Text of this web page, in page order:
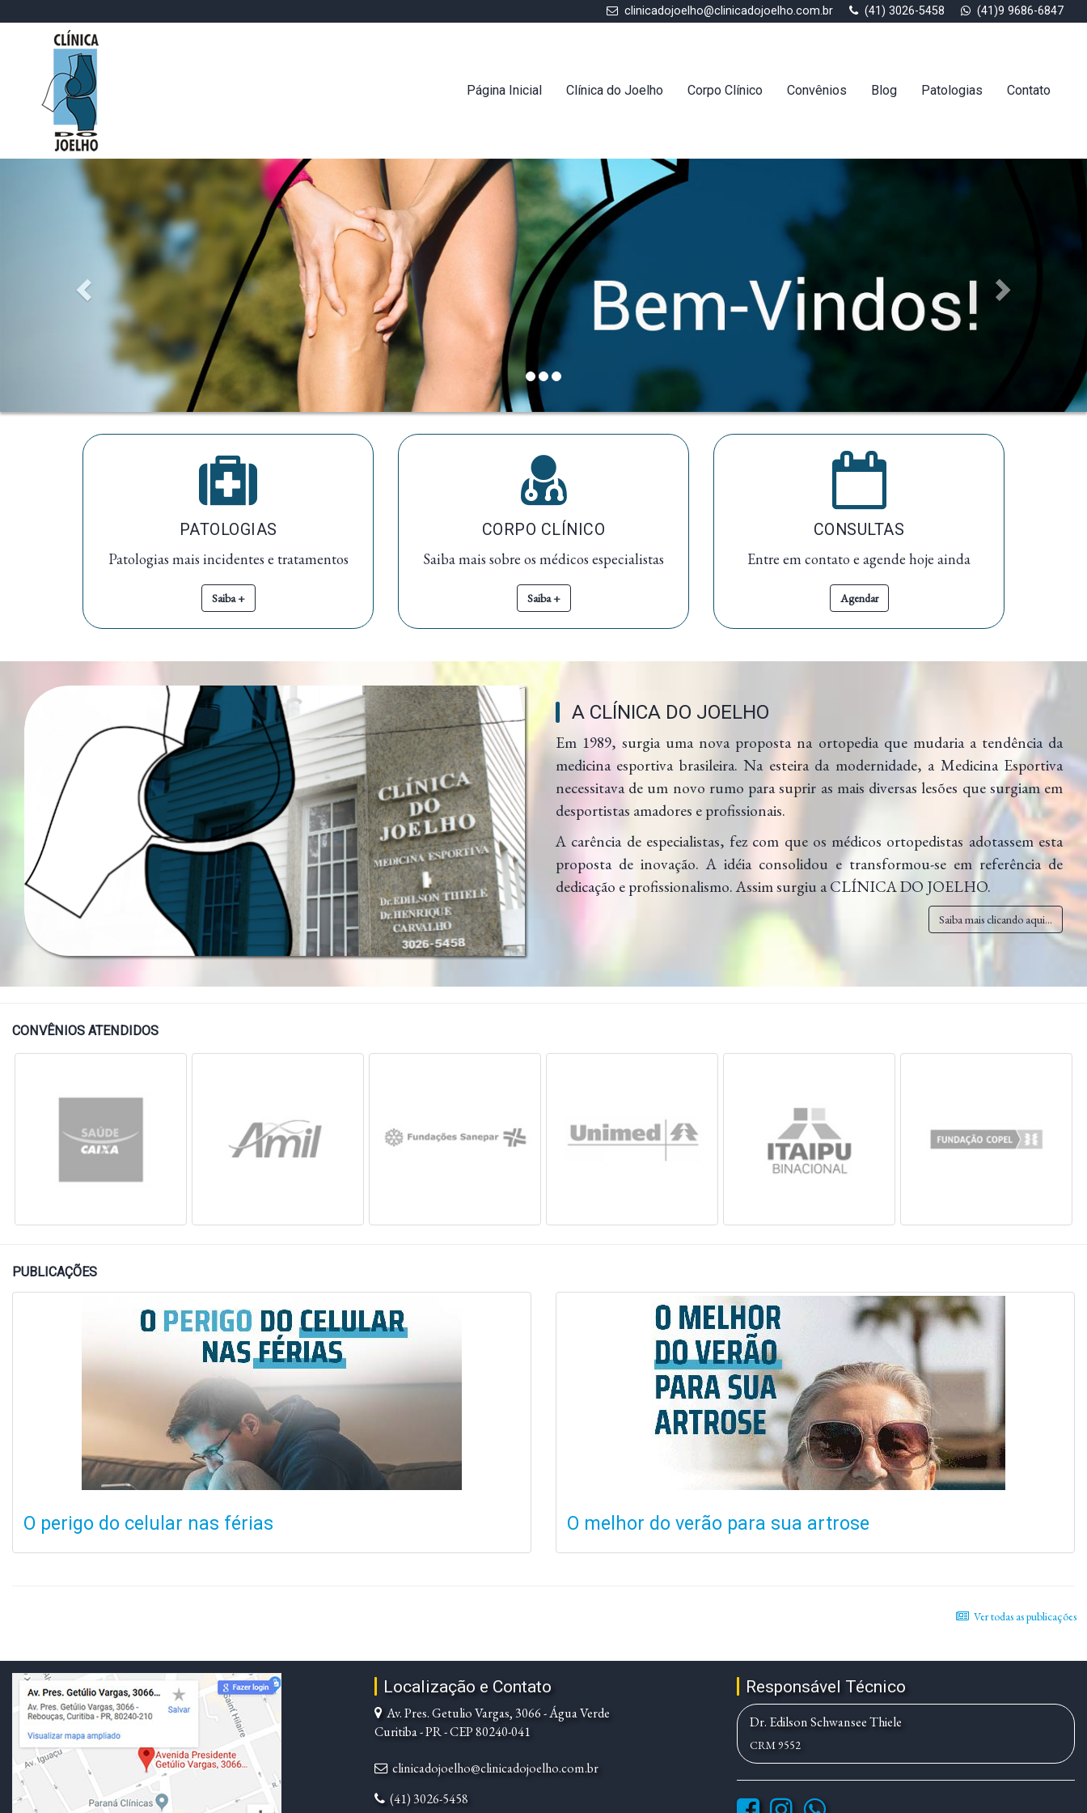
clinicadojoelho@clinicadojoelho.com.br (41) 3026-5458 (41)9 9686-6847
Página Inicial Clínica do Joelho Corpo Clínico Convênios Blog Patologias Contato
Previous
PATOLOGIAS
Patologias mais incidentes e tratamentos
Saiba +
CORPO CLÍNICO
Saiba mais sobre os médicos especialistas
Saiba +
CONSULTAS
Entre em contato e agende hoje ainda
Agendar
A CLÍNICA DO JOELHO
Em 1989, surgia uma nova proposta na ortopedia que mudaria a tendência da
medicina esportiva brasileira. Na esteira da modernidade, a Medicina Esportiva
necessitava de um novo rumo para suprir as mais diversas lesões que surgiam em
desportistas amadores e profissionais.
A carência de especialistas, fez com que os médicos ortopedistas adotassem esta
proposta de inovação. A idéia consolidou e transformou-se em referência de
dedicação e profissionalismo. Assim surgiu a CLÍNICA DO JOELHO.
Saiba mais clicando aqui...
CONVÊNIOS ATENDIDOS
PUBLICAÇÕES
O perigo do celular nas férias O melhor do verão para sua artrose
Ver todas as publicações
Localização e Contato
Av. Pres. Getulio Vargas, 3066 - Água Verde
Curitiba - PR - CEP 80240-041
clinicadojoelho@clinicadojoelho.com.br
(41) 3026-5458
Responsável Técnico
Dr. Edilson Schwansee Thiele
CRM 9552